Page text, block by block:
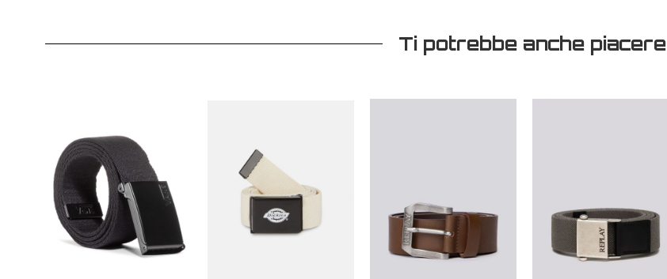
Ti potrebbe anche piacere